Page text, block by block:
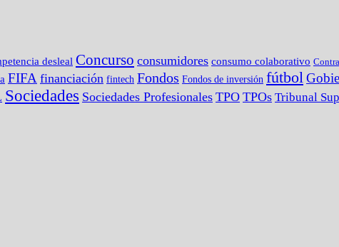
desleal Concurso consumidores consumo colaborativo
FIFA financiación fintech Fondos Fondos de inversión fútbol
Sociedades Sociedades Profesionales TPO TPOs Tribunal